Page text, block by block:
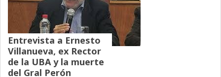
Entrevista a Ernesto
Villanueva, ex Rector
de la UBA y la muerte
del Gral Perón